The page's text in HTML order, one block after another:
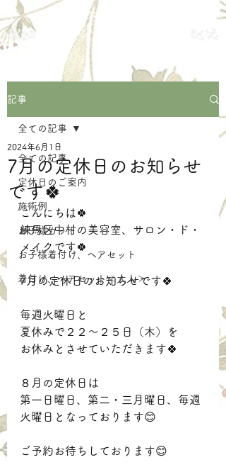
サロン・ド・メイク
練馬区中村の美容室
記事
全ての記事
定休日のご案内
施術例
お子様カット
お子様着付け、ヘアセット
着付け、ヘアセット＜大人＞
全ての記事
7月の定休日のお知らせ
です🍀
2024年6月1日
こんにちは🍀
練馬区中村の美容室、サロン・ド・
メイクです🍀
7月の定休日のお知らせです🍀
毎週火曜日と
夏休みで２２～２５日（木）を
お休みとさせていただきます🍀
８月の定休日は
第一日曜日、第二・三月曜日、毎週
火曜日となっております😊
ご予約お待ちしております😊